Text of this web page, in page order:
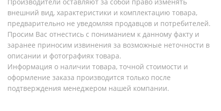
Производители оставляют за собой право изменять
внешний вид, характеристики и комплектацию товара,
предварительно не уведомляя продавцов и потребителей.
Просим Вас отнестись с пониманием к данному факту и
заранее приносим извинения за возможные неточности в
описании и фотографиях товара.
Информация о наличии товара, точной стоимости и
оформление заказа производится только после
подтверждения менеджером нашей компании.